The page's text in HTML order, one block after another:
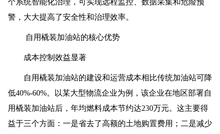
个系统智能化治理，可实现远程监控、数据采集和危险预
警，大大提高了安全性和治理效率。
自用橇装加油站的核心优势
成本控制效益显著
自用橇装加油站的建设和运营成本相比传统加油站可降
低40%-60%。以某大型物流企业为例，该企业在地区部署自
用橇装加油站后，年均燃料成本节约达230万元。这主要得
益于三个方面：一是省去了高额的土地购置费用；二是减少